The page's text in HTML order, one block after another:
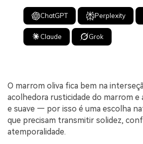
ChatGPT Perplexity
Claude Grok
O marrom oliva fica bem na
acolhedora rusticidade do marrom e
e suave — por isso é uma escolha
que precisam transmitir solidez,
atemporalidade.